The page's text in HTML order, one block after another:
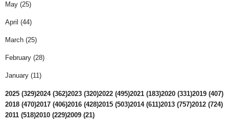
May (25)
April (44)
March (25)
February (28)
January (11)
2025 (329)2024 (362)2023 (320)2022 (495)2021 (183)2020 (331)2019 (407)
2018 (470)2017 (406)2016 (428)2015 (503)2014 (611)2013 (757)2012 (724)
2011 (518)2010 (229)2009 (21)